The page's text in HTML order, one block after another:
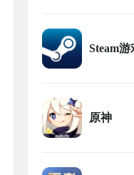
Steam游
原神